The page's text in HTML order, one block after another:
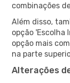
combinações
Além disso,
opção
opção mais
na parte
Alterações